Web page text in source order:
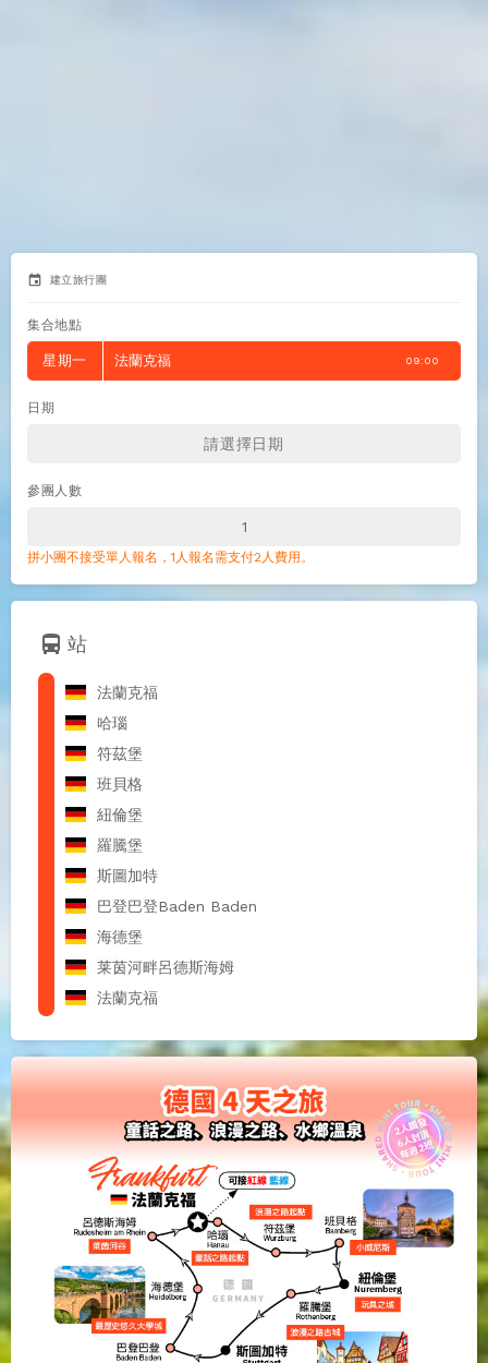
event 建立旅行團
集合地點
星期一 法蘭克福 09:00
日期
參團人數
拼小團不接受單人報名，1人報名需支付2人費用。
directions_bus 站
法蘭克福
哈瑙
符茲堡
班貝格
紐倫堡
羅騰堡
斯圖加特
巴登巴登Baden Baden
海德堡
莱茵河畔呂德斯海姆
法蘭克福